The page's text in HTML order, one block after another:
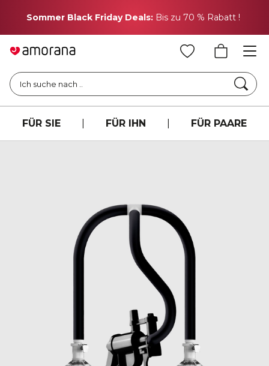
Sommer Black Friday Deals: Bis zu 70 % Rabatt !
Ich suche nach ..
FÜR SIE FÜR IHN FÜR PAARE